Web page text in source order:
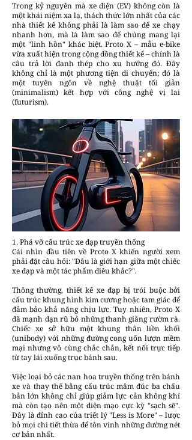
Trong kỷ nguyên mà xe điện (EV) không còn là
một khái niệm xa lạ, thách thức lớn nhất của các
nhà thiết kế không phải là làm sao để xe chạy
nhanh hơn, mà là làm sao để chúng mang lại
một "linh hồn" khác biệt. Proto X – mẫu e-bike
vừa xuất hiện trong cộng đồng thiết kế – chính là
câu trả lời đanh thép cho xu hướng đó. Đây
không chỉ là một phương tiện di chuyển; đó là
một tuyên ngôn về nghệ thuật tối giản
(minimalism) kết hợp với công nghệ vị lai
(futurism).
1. Phá vỡ cấu trúc xe đạp truyền thống
Cái nhìn đầu tiên về Proto X khiến người xem
phải đặt câu hỏi: "Đâu là giới hạn giữa một chiếc
xe đạp và một tác phẩm điêu khắc?".
Thông thường, thiết kế xe đạp bị trói buộc bởi
cấu trúc khung hình kim cương hoặc tam giác để
đảm bảo khả năng chịu lực. Tuy nhiên, Proto X
đã mạnh dạn rũ bỏ những thanh giằng rườm rà.
Chiếc xe sở hữu một khung thân liền khối
(unibody) với những đường cong uốn lượn mềm
mại nhưng vô cùng chắc chắn, kết nối trực tiếp
từ tay lái xuống trục bánh sau.
Việc loại bỏ các nan hoa truyền thống trên bánh
xe và thay thế bằng cấu trúc mâm đúc ba chấu
bản lớn không chỉ giúp giảm lực cản không khí
mà còn tạo nên một diện mạo cực kỳ "sạch sẽ".
Đây là đỉnh cao của triết lý "Less is More" – lược
bỏ mọi chi tiết thừa để tôn vinh những đường nét
cơ bản nhất.